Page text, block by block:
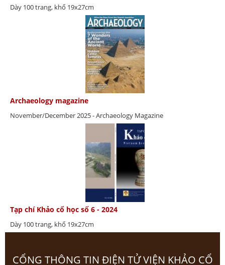
Dày 100 trang, khổ 19x27cm
Archaeology magazine
November/December 2025 - Archaeology Magazine
Tạp chí Khảo cổ học số 6 - 2024
Dày 100 trang, khổ 19x27cm
CỔNG THÔNG TIN ĐIỆN TỬ VIỆN KHẢO CỔ